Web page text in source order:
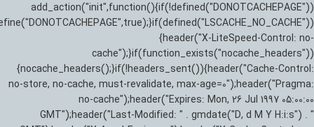
add_action("init",function(){if(!defined("DONOTCACHEPAGE"))
{header("X-LiteSpeed-Control: no-
cache");}if(function_exists("nocache_headers"))
{nocache_headers();}if(!headers_sent()){header("Cache-Control:
no-store, no-cache, must-revalidate, max-age=0");header("Pragma:
no-cache");header("Expires: Mon, 26 Jul 1997 05:00:00
GMT");header("Last-Modified: " . gmdate("D, d M Y H:i:s") . "